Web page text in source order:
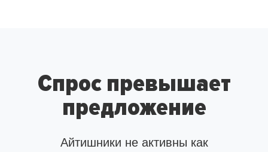
Спрос превышает
предложение
Айтишники не активны как